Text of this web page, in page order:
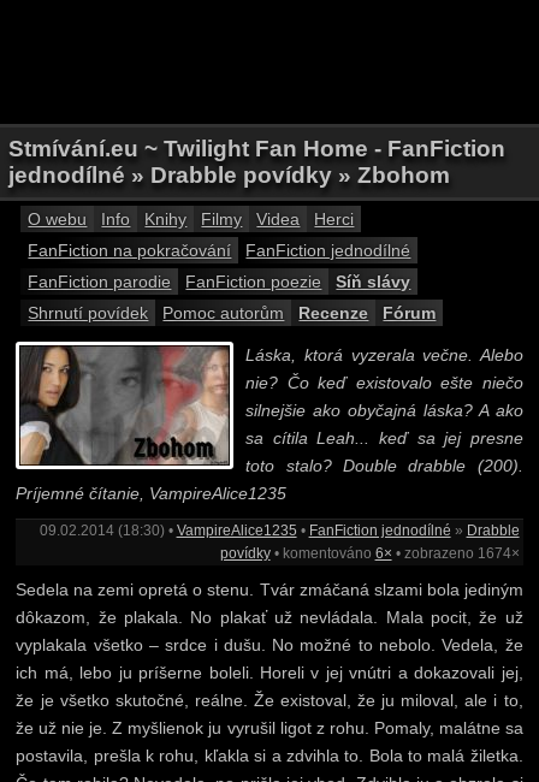
Stmívání.eu ~ Twilight Fan Home - FanFiction
jednodílné » Drabble povídky » Zbohom
O webu Info Knihy Filmy Videa
Herci
FanFiction na pokračování
FanFiction jednodílné
FanFiction parodie
FanFiction poezie
Síň slávy
Shrnutí povídek
Pomoc autorům Recenze Fórum
Láska, ktorá vyzerala večne. Alebo
nie? Čo keď existovalo ešte niečo
silnejšie ako obyčajná láska? A ako
sa cítila Leah... keď sa jej presne
toto stalo? Double drabble (200).
Príjemné čítanie, VampireAlice1235
09.02.2014 (18:30) • VampireAlice1235 • FanFiction jednodílné » Drabble
povídky• komentováno 6× • zobrazeno 1674×
Sedela na zemi opretá o stenu. Tvár zmáčaná slzami bola jediným
dôkazom, že plakala. No plakať už nevládala. Mala pocit, že už
vyplakala všetko – srdce i dušu. No možné to nebolo. Vedela, že
ich má, lebo ju príšerne boleli. Horeli v jej vnútri a dokazovali jej,
že je všetko skutočné, reálne. Že existoval, že ju miloval, ale i to,
že už nie je. Z myšlienok ju vyrušil ligot z rohu. Pomaly, malátne sa
postavila, prešla k rohu, kľakla si a zdvihla to. Bola to malá žiletka.